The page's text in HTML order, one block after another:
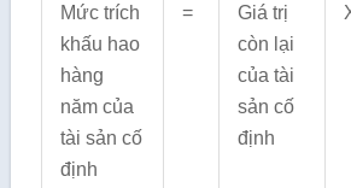
Mức trích
khấu hao
hàng
năm của
tài sản cố
định
=
Giá trị
còn lại
của tài
sản cố
định